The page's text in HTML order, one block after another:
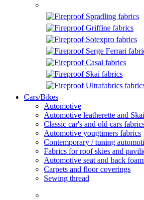
Cars/Bikes
Automotive
Automotive leatherette and
Classic car's and old cars
Automotive yougtimers fabrics
Contemporary / tuning
Fabrics for roof skies and
Automotive seat and back
Carpets and floor coverings
Sewing thread